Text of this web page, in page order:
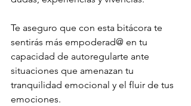
Te aseguro que con esta bitácora te
sentirás más empoderad@ en tu
capacidad de autoregularte ante
situaciones que amenazan tu
tranquilidad emocional y el fluir de tus
emociones.